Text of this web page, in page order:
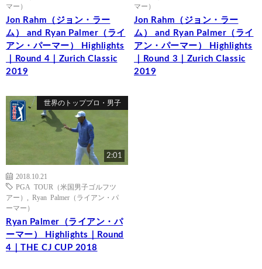
マー）
Jon Rahm（ジョン・ラー
ム） and Ryan Palmer（ライ
アン・パーマー） Highlights
｜Round 4｜Zurich Classic
2019
マー）
Jon Rahm（ジョン・ラー
ム） and Ryan Palmer（ライ
アン・パーマー） Highlights
｜Round 3｜Zurich Classic
2019
世界のトッププロ・男子
2:01
2018.10.21
PGA TOUR（米国男子ゴルフツ
アー）
Ryan Palmer（ライアン・パ
ーマー）
Ryan Palmer（ライアン・パ
ーマー） Highlights｜Round
4｜THE CJ CUP 2018